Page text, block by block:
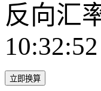
反向汇
10:32:52
立即换算